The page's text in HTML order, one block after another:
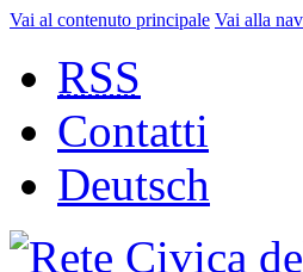
Vai al contenuto principale Vai alla
RSS
Contatti
Deutsch